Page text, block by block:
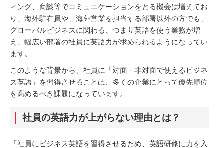
ィング、商談等でコミュニケーションをとる機会は増えてお
り、海外駐在員や、海外営業を担当する部署以外の方でも、
グローバルビジネスに関わる、つまり英語を使う業務が増
え、幅広い部署の社員に英語力が求められるようになってい
ます。
このような背景から、社員に「対面・非対面で使えるビジネ
ス英語」を習得させることは、多くの企業にとって優先順位
を高めるべき課題になっています。
社員の英語力が上がらない理由とは？
「社員にビジネス英語を習得させるため、英語研修に力を入